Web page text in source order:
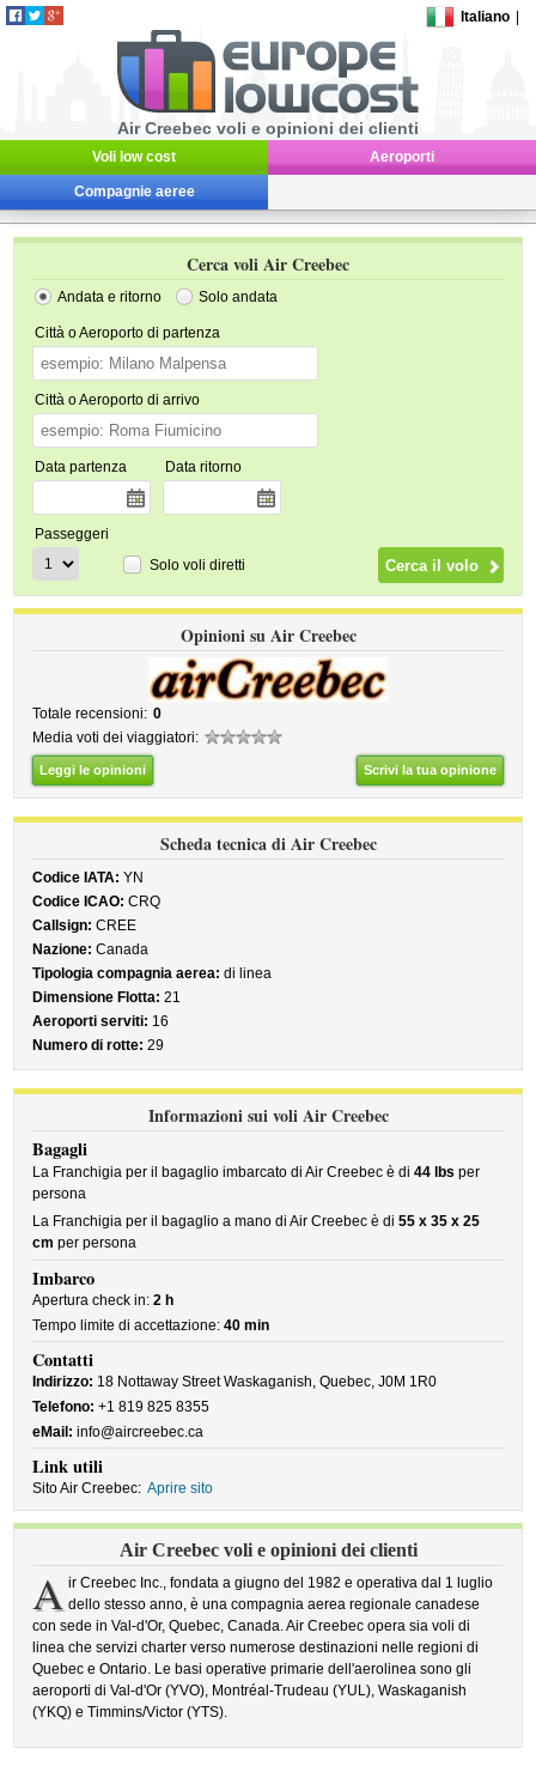
Italiano
Air Creebec voli e opinioni dei clienti
Voli low cost Aeroporti
Compagnie aeree
Cerca voli Air Creebec
Andata e ritorno Solo andata
Città o Aeroporto di partenza
Città o Aeroporto di arrivo
Data partenza Data ritorno
Passeggeri
Solo voli diretti
Opinioni su Air Creebec
Totale recensioni: 0
Media voti dei viaggiatori:
Leggi le opinioni Scrivi la tua opinione
Scheda tecnica di Air Creebec
Codice IATA: YN
Codice ICAO: CRQ
Callsign: CREE
Nazione: Canada
Tipologia compagnia aerea: di linea
Dimensione Flotta: 21
Aeroporti serviti: 16
Numero di rotte: 29
Informazioni sui voli Air Creebec
Bagagli
La Franchigia per il bagaglio imbarcato di Air Creebec è di44 lbs per
persona
La Franchigia per il bagaglio a mano di Air Creebec è di55 x 35 x 25
cm per persona
Imbarco
Apertura check in:2 h
Tempo limite di accettazione:40 min
Contatti
Indirizzo: 18 Nottaway Street Waskaganish, Quebec, J0M 1R0
Telefono: +1 819 825 8355
eMail: info@aircreebec.ca
Link utili
Sito Air Creebec: Aprire sito
Air Creebec voli e opinioni dei clienti
A ir Creebec Inc., fondata a giugno del 1982 e operativa dal 1 luglio
dello stesso anno, è una compagnia aerea regionale canadese
con sede in Val-d'Or, Quebec, Canada. Air Creebec opera sia voli di
linea che servizi charter verso numerose destinazioni nelle regioni di
Quebec e Ontario. Le basi operative primarie dell'aerolinea sono gli
aeroporti di Val-d'Or (YVO), Montréal-Trudeau (YUL), Waskaganish
(YKQ) e Timmins/Victor (YTS).